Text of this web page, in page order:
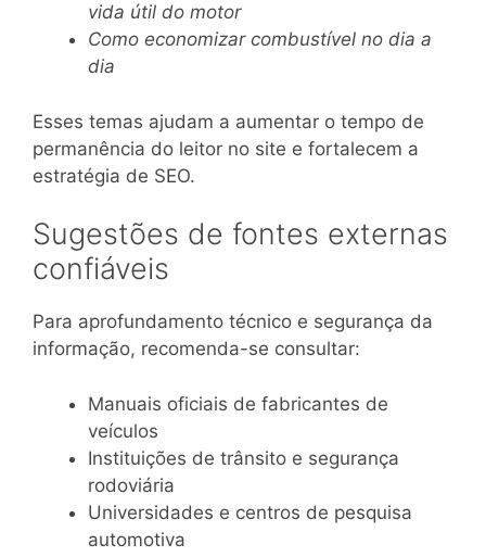
vida útil do motor
Como economizar combustível no dia a
dia
Esses temas ajudam a aumentar o tempo de
permanência do leitor no site e fortalecem a
estratégia de SEO.
Sugestões de fontes externas
confiáveis
Para aprofundamento técnico e segurança da
informação, recomenda-se consultar:
Manuais oficiais de fabricantes de
veículos
Instituições de trânsito e segurança
rodoviária
Universidades e centros de pesquisa
automotiva